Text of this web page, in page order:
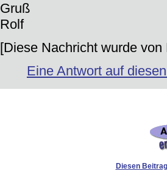
Gruß
Rolf
[Diese Nachricht wurde
Eine Antwort auf
Diesen